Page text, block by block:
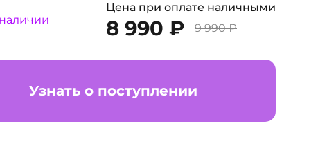
Цена при оплате наличными
8 990 ₽ 9 990 ₽
Узнать о поступлении